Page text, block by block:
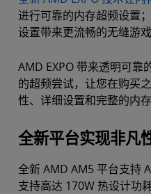
进行可靠的内存超频设置
设置带来更流畅的无缝游戏
AMD EXPO 带来透明可靠
的超频尝试，让您在购买
性、详细设置和完整的内存
全新平台实现非凡
全新 AMD AM5 平台支持
支持高达 170W 热设计功